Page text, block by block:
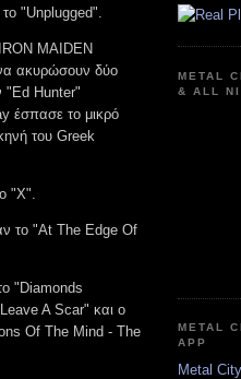
"Unplugged".
MAIDEN
ακυρώσουν δύο
"Ed Hunter"
έσπασε το μικρό
του Greek
"X".
το "At The Edge Of
"Diamonds
A Scar" και ο
Of The Mind - The
METAL
& ALL
METAL
APP
Metal